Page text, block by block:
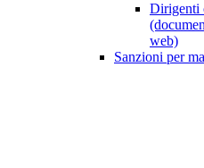
Dirigenti
web)
Sanzioni per